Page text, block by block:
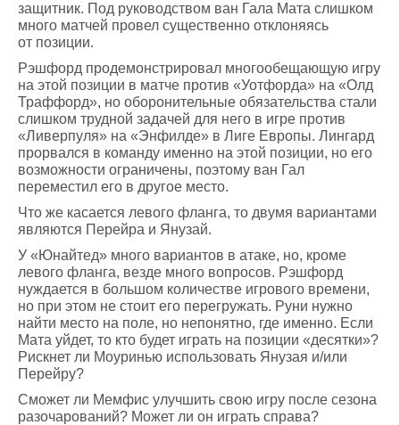
защитник. Под руководством ван Гала Мата слишком
много матчей провел существенно отклоняясь
от позиции.
Рэшфорд продемонстрировал многообещающую игру
на этой позиции в матче против «Уотфорда» на «Олд
Траффорд», но оборонительные обязательства стали
слишком трудной задачей для него в игре против
«Ливерпуля» на «Энфилде» в Лиге Европы. Лингард
прорвался в команду именно на этой позиции, но его
возможности ограничены, поэтому ван Гал
переместил его в другое место.
Что же касается левого фланга, то двумя вариантами
являются Перейра и Янузай.
У «Юнайтед» много вариантов в атаке, но, кроме
левого фланга, везде много вопросов. Рэшфорд
нуждается в большом количестве игрового времени,
но при этом не стоит его перегружать. Руни нужно
найти место на поле, но непонятно, где именно. Если
Мата уйдет, то кто будет играть на позиции «десятки»?
Рискнет ли Моуринью использовать Янузая и/или
Перейру?
Сможет ли Мемфис улучшить свою игру после сезона
разочарований? Может ли он играть справа?